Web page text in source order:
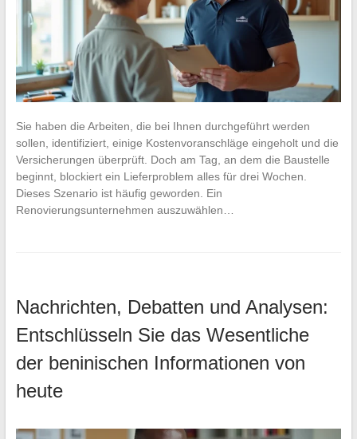
Sie haben die Arbeiten, die bei Ihnen durchgeführt werden
sollen, identifiziert, einige Kostenvoranschläge eingeholt und die
Versicherungen überprüft. Doch am Tag, an dem die Baustelle
beginnt, blockiert ein Lieferproblem alles für drei Wochen.
Dieses Szenario ist häufig geworden. Ein
Renovierungsunternehmen auszuwählen…
Nachrichten, Debatten und Analysen:
Entschlüsseln Sie das Wesentliche
der beninischen Informationen von
heute